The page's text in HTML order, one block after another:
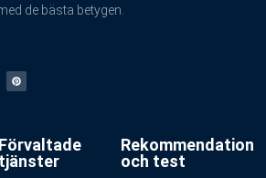
de bästa betygen.
Förvaltade
tjänster
Rekommendation
och test